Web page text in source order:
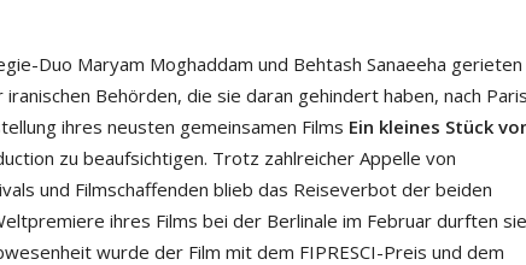
Duo Maryam Moghaddam und Behtash Sanaeeha gerieten
Behörden, die sie daran gehindert haben, nach Paris
ihres neusten gemeinsamen Films Ein kleines Stück
zu beaufsichtigen. Trotz zahlreicher Appelle von
und Filmschaffenden blieb das Reiseverbot der beiden
ihres Films bei der Berlinale im Februar durften sie
wurde der Film mit dem FIPRESCI-Preis und dem